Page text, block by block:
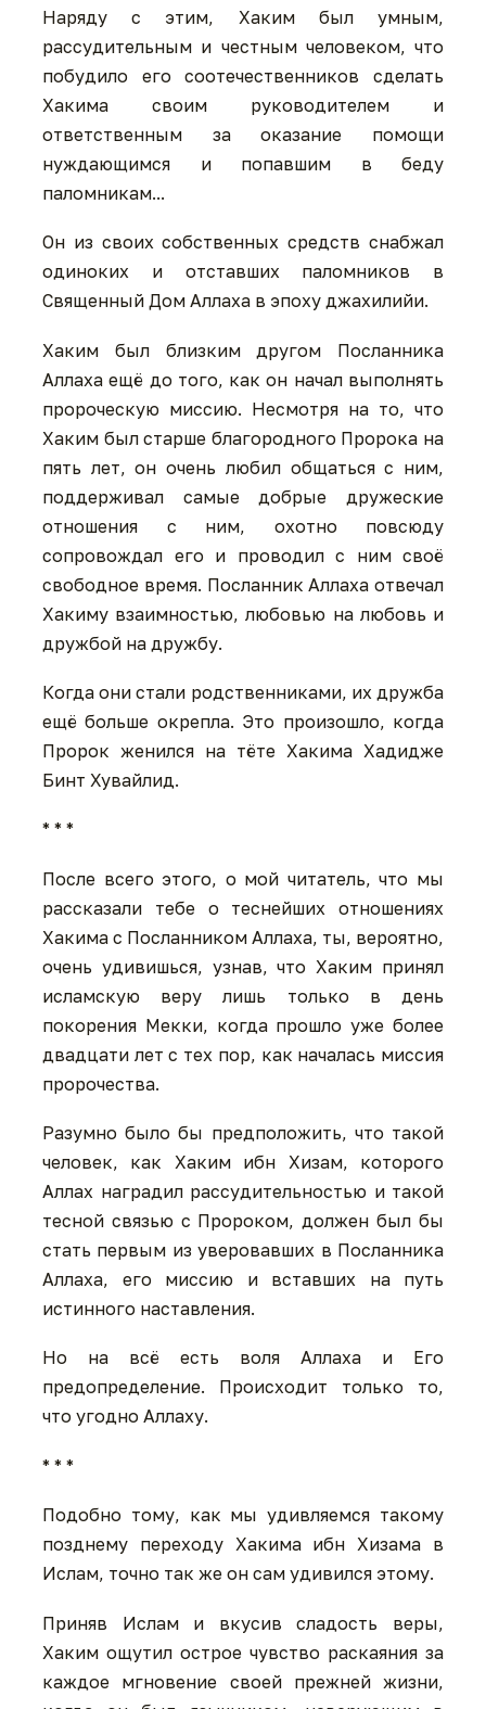
Наряду с этим, Хаким был умным,
рассудительным и честным человеком, что
побудило его соотечественников сделать
Хакима своим руководителем и
ответственным за оказание помощи
нуждающимся и попавшим в беду
паломникам...
Он из своих собственных средств снабжал
одиноких и отставших паломников в
Священный Дом Аллаха в эпоху джахилийи.
Хаким был близким другом Посланника
Аллаха ещё до того, как он начал выполнять
пророческую миссию. Несмотря на то, что
Хаким был старше благородного Пророка на
пять лет, он очень любил общаться с ним,
поддерживал самые добрые дружеские
отношения с ним, охотно повсюду
сопровождал его и проводил с ним своё
свободное время. Посланник Аллаха отвечал
Хакиму взаимностью, любовью на любовь и
дружбой на дружбу.
Когда они стали родственниками, их дружба
ещё больше окрепла. Это произошло, когда
Пророк женился на тёте Хакима Хадидже
Бинт Хувайлид.
* * *
После всего этого, о мой читатель, что мы
рассказали тебе о теснейших отношениях
Хакима с Посланником Аллаха, ты, вероятно,
очень удивишься, узнав, что Хаким принял
исламскую веру лишь только в день
покорения Мекки, когда прошло уже более
двадцати лет с тех пор, как началась миссия
пророчества.
Разумно было бы предположить, что такой
человек, как Хаким ибн Хизам, которого
Аллах наградил рассудительностью и такой
тесной связью с Пророком, должен был бы
стать первым из уверовавших в Посланника
Аллаха, его миссию и вставших на путь
истинного наставления.
Но на всё есть воля Аллаха и Его
предопределение. Происходит только то,
что угодно Аллаху.
* * *
Подобно тому, как мы удивляемся такому
позднему переходу Хакима ибн Хизама в
Ислам, точно так же он сам удивился этому.
Приняв Ислам и вкусив сладость веры,
Хаким ощутил острое чувство раскаяния за
каждое мгновение своей прежней жизни,